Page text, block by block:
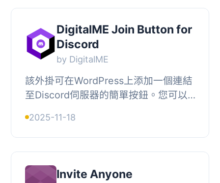
DigitalME Join Button for
Discord
by DigitalME
該外掛可在WordPress上添加一個連結
至Discord伺服器的簡單按鈕。您可以
URL，並在文章、頁面或區塊中使用短
碼。, , 以下是...
2025-11-18
Invite Anyone